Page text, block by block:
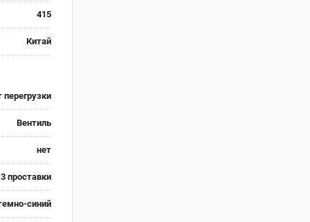
415
Китай
Вентиль
нет
3 проставки
синий